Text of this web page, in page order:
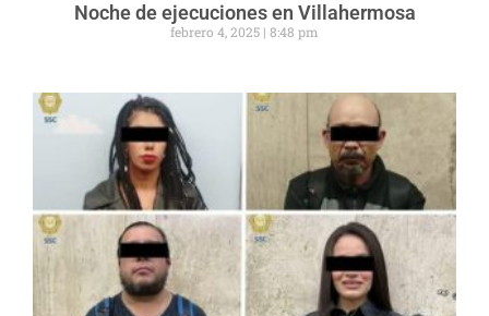
Noche de ejecuciones en Villahermosa
febrero 4, 2025 8:48 pm